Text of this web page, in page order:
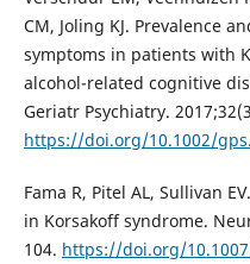
CM, Joling KJ. Prevalence
symptoms in patients with
alcohol-related cognitive
Geriatr Psychiatry.
https://doi.org/10.1002/
Fama R, Pitel AL, Sullivan
in Korsakoff syndrome.
104. https://doi.org/